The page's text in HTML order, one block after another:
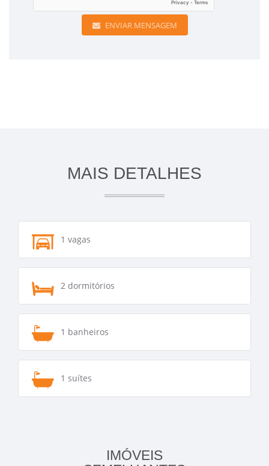
ENVIAR MENSAGEM
MAIS DETALHES
1 vagas
2 dormitórios
1 banheiros
1 suítes
IMÓVEIS